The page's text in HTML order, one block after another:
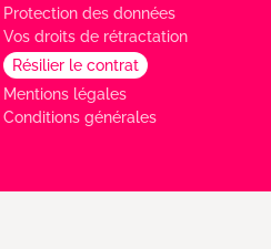
Protection des données
Vos droits de rétractation
Résilier le contrat
Mentions légales
Conditions générales